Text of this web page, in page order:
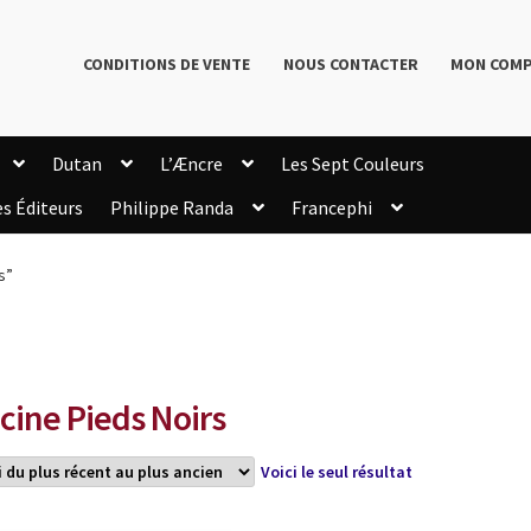
CONDITIONS DE VENTE NOUS CONTACTER MON
Dutan L’Æncre
Les Sept Couleurs
Éditeurs Philippe Randa
Francephi
Pieds Noirs
Voici le seul résultat